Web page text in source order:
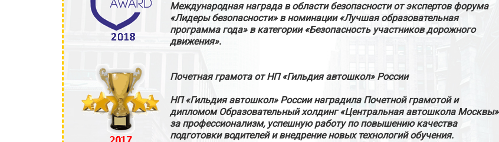
Международная награда в области безопасности от экспертов форума
«Лидеры безопасности» в номинации «Лучшая образовательная
программа года» в категории «Безопасность участников дорожного
движения».
Почетная грамота от НП «Гильдия автошкол» России
НП «Гильдия автошкол» России наградила Почетной грамотой и
дипломом Образовательный холдинг «Центральная автошкола Москвы»
за профессионализм, успешную работу по повышению качества
подготовки водителей и внедрение новых технологий обучения.